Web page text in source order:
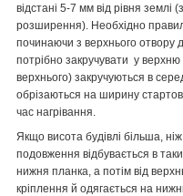
відстані 5-7 мм від рівня
розширення). Необхідно
починаючи з верхнього отвору
потрібно закручувати у верхню
верхнього) закручуються в
обрізаються на ширину
час нагрівання.
Якщо висота будівлі більша,
подовження відбувається в
нижня планка, а потім від
кріплення й одягається на